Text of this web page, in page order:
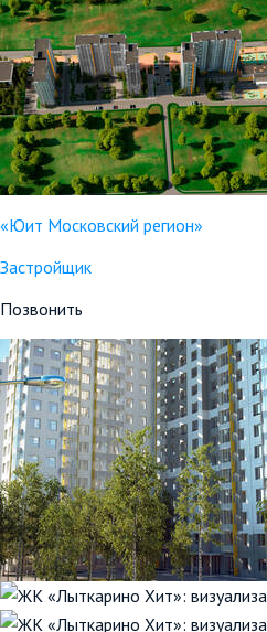
«Юит Московский регион»
Застройщик
Позвонить